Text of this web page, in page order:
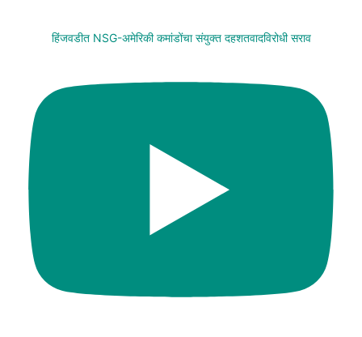
हिंजवडीत NSG-अमेरिकी कमांडोंचा संयुक्त दहशतवादविरोधी सराव